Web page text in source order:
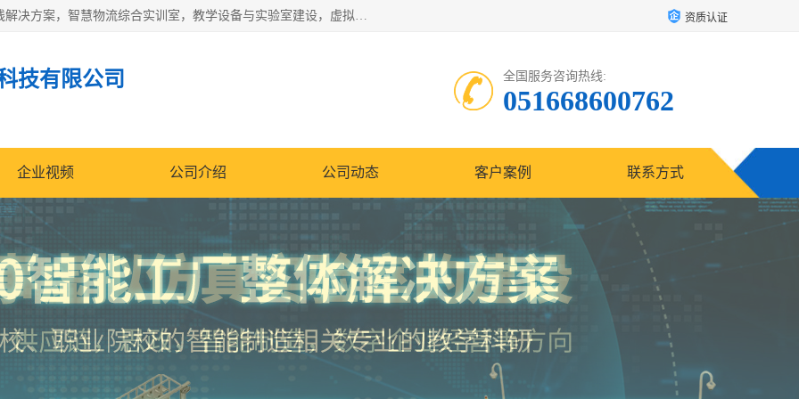
京创智业产品涵盖了多个领域，主要产品包括：工业4.0生产线解决方案，智慧物流综合实训室，教学设备与实验室建设，虚拟仿真实验室等。公司将秉持“创新、执着、诚信、共赢”的理念，以“将服务当作使命”为核心价值观，致力于为客户创造价值，与客户、合作伙伴和员工共同成长。 资质认证
技有限公司 全国服务咨询热线:
051668600762
企业视频 公司介绍 公司动态 客户案例 联系方式